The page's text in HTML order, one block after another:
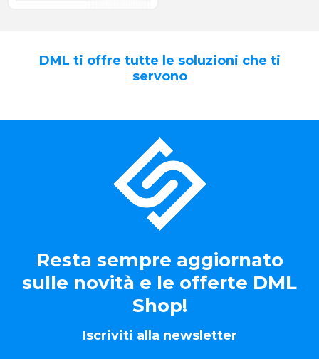
DML ti offre tutte le soluzioni che ti
servono
Resta sempre aggiornato
sulle novità e le offerte DML
Shop!
Iscriviti alla newsletter